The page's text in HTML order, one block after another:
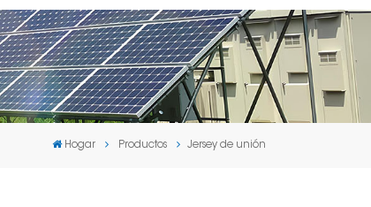
English
Deutsch
español
português
Hogar Productos Jersey de unión